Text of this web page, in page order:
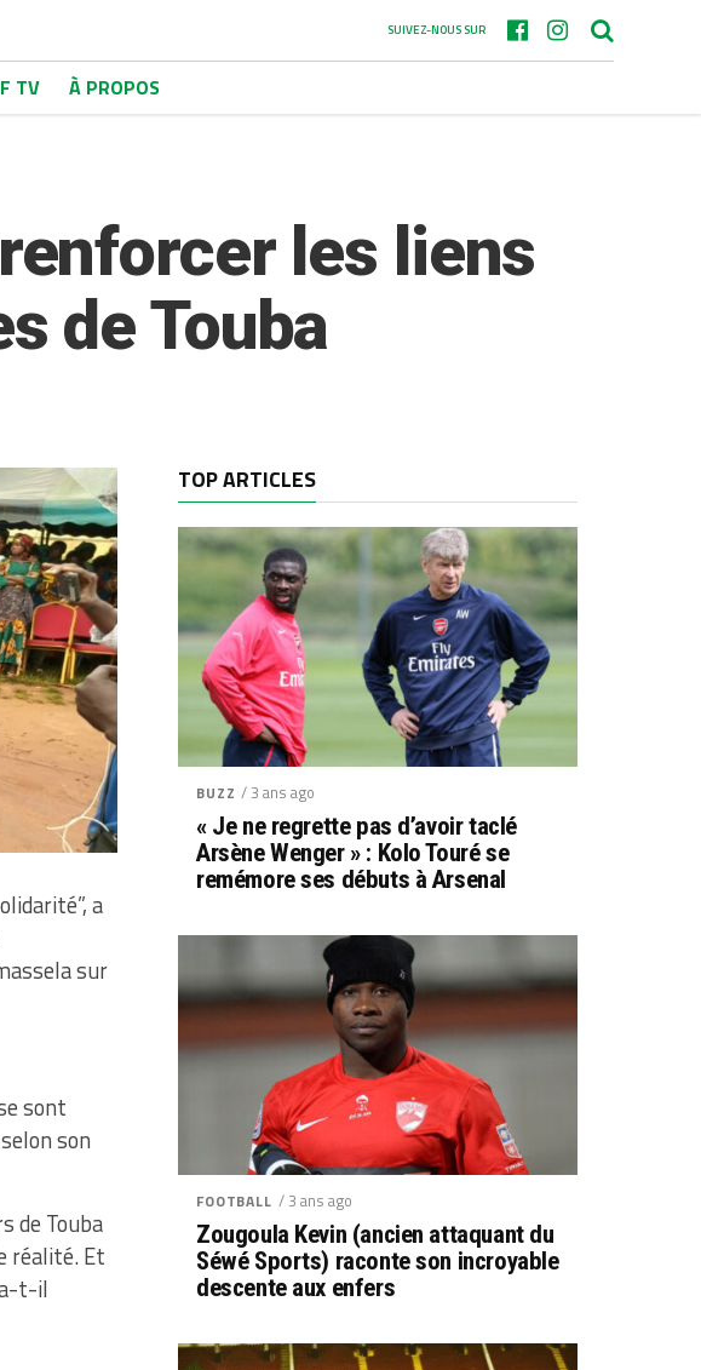
SUIVEZ-NOUS SUR
TV À PROPOS
les liens
de Touba
a
sur
sont
son
de Touba
réalité. Et
t-il
TOP ARTICLES
BUZZ / 3 ans ago
« Je ne regrette pas d’avoir taclé
Arsène Wenger » : Kolo Touré se
remémore ses débuts à Arsenal
FOOTBALL / 3 ans ago
Zougoula Kevin (ancien attaquant du
Séwé Sports) raconte son incroyable
descente aux enfers